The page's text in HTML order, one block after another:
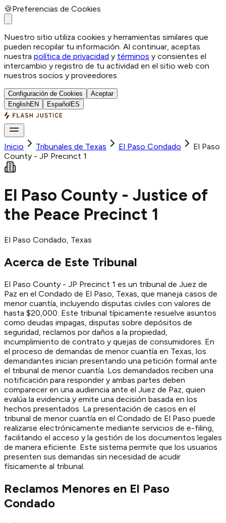
🍪Preferencias de Cookies
Nuestro sitio utiliza cookies y herramientas similares que
pueden recopilar tu información. Al continuar, aceptas
nuestra política de privacidad y términos y consientes el
intercambio y registro de tu actividad en el sitio web con
nuestros socios y proveedores.
Configuración de Cookies
Aceptar
EnglishEN Español ES
Inicio Tribunales de Texas El Paso Condado
El Paso
County - JP Precinct 1
El Paso County - Justice of
the Peace Precinct 1
El Paso Condado, Texas
Acerca de Este Tribunal
El Paso County - JP Precinct 1 es un tribunal de Juez de
Paz en el Condado de El Paso, Texas, que maneja casos de
menor cuantía, incluyendo disputas civiles con valores de
hasta $20,000. Este tribunal típicamente resuelve asuntos
como deudas impagas, disputas sobre depósitos de
seguridad, reclamos por daños a la propiedad,
incumplimiento de contrato y quejas de consumidores. En
el proceso de demandas de menor cuantía en Texas, los
demandantes inician presentando una petición formal ante
el tribunal de menor cuantía. Los demandados reciben una
notificación para responder y ambas partes deben
comparecer en una audiencia ante el Juez de Paz, quien
evalúa la evidencia y emite una decisión basada en los
hechos presentados. La presentación de casos en el
tribunal de menor cuantía en el Condado de El Paso puede
realizarse electrónicamente mediante servicios de e-filing,
facilitando el acceso y la gestión de los documentos legales
de manera eficiente. Este sistema permite que los usuarios
presenten sus demandas sin necesidad de acudir
físicamente al tribunal.
Reclamos Menores en El Paso
Condado